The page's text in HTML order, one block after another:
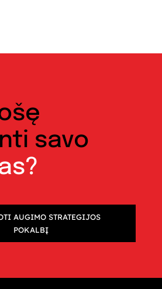
savo
AUGIMO STRATEGIJOS
POKALBĮ